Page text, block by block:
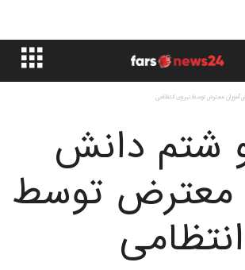
معترض توسط نیروی انتظامی
شتم دانش
معترض توسط